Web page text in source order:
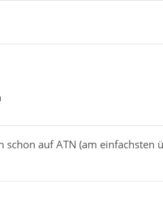
auf ATN (am einfachsten